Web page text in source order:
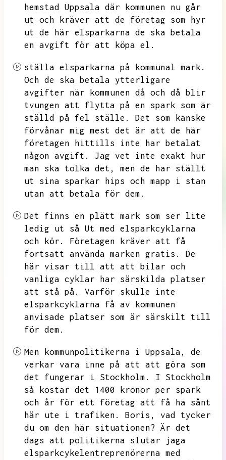
hemstad Uppsala där kommunen nu går
ut och kräver att de företag som hyr
ut de här elsparkarna de ska betala
en avgift för att köpa el.
ställa elsparkarna på kommunal mark.
Och de ska betala ytterligare
avgifter när kommunen då och då blir
tvungen att flytta på en spark som är
ställd på fel ställe.
Det som kanske
förvånar mig mest det är att de här
företagen hittills inte har betalat
någon avgift.
Jag vet inte exakt hur
man ska tolka det,
men de har ställt
ut sina sparkar hips och mapp i stan
utan att betala för dem.
Det finns en plätt mark som ser lite
ledig ut så Ut med elsparkcyklarna
och kör.
Företagen kräver att få
fortsatt använda marken gratis.
De
här visar till att att bilar och
vanliga cyklar har särskilda platser
att stå på.
Varför skulle inte
elsparkcyklarna få av kommunen
anvisade platser som är särskilt till
för dem.
Men kommunpolitikerna i Uppsala,
de
verkar vara inne på att att göra som
det fungerar i Stockholm.
I Stockholm
så kostar det 1400 kronor per spark
och år för ett företag att få ha sånt
här ute i trafiken.
Boris,
vad tycker
du om den här situationen? Är det
dags att politikerna slutar jaga
elsparkcykelentreprenörerna med